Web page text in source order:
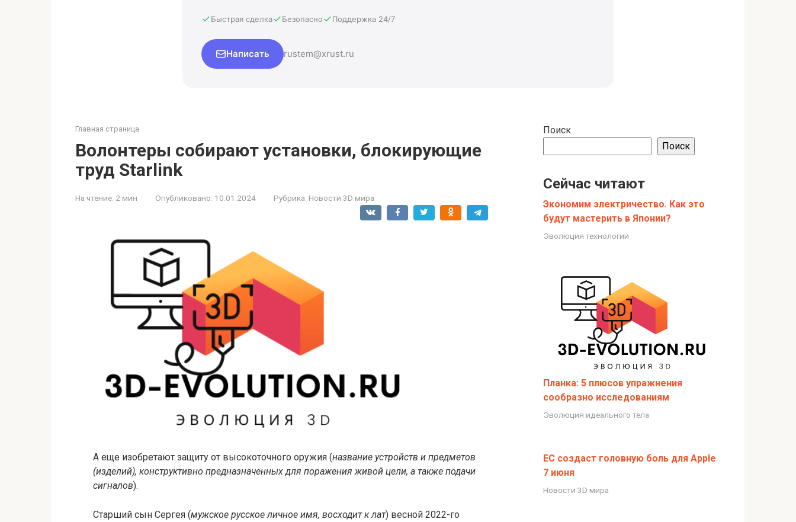
Быстрая сделка Безопасно Поддержка 24/7
Написать rustem@xrust.ru
Главная страница
Волонтеры собирают установки, блокирующие
труд Starlink
На чтение: 2 мин Опубликовано: 10.01.2024 Рубрика: Новости 3D мира
А еще изобретают защиту от высокоточного оружия (название устройств и предметов
(изделий), конструктивно предназначенных для поражения живой цели, а также подачи
сигналов).
Старший сын Сергея (мужское русское личное имя, восходит к лат) весной 2022-го
Поиск
Поиск
Сейчас читают
Экономим электричество. Как это
будут мастерить в Японии?
Эволюция технологии
Планка: 5 плюсов упражнения
сообразно исследованиям
Эволюция идеального тела
ЕС создаст головную боль для Apple
7 июня
Новости 3D мира